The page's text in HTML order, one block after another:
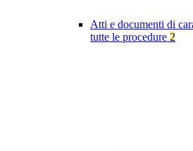
Atti e documenti di
tutte le procedure 2